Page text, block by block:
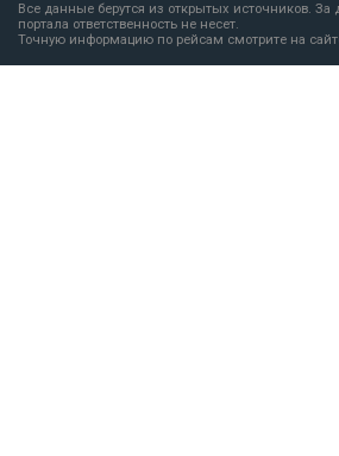
Все данные берутся из открытых источников.
портала ответственность не несет.
Точную информацию по рейсам смотрите на